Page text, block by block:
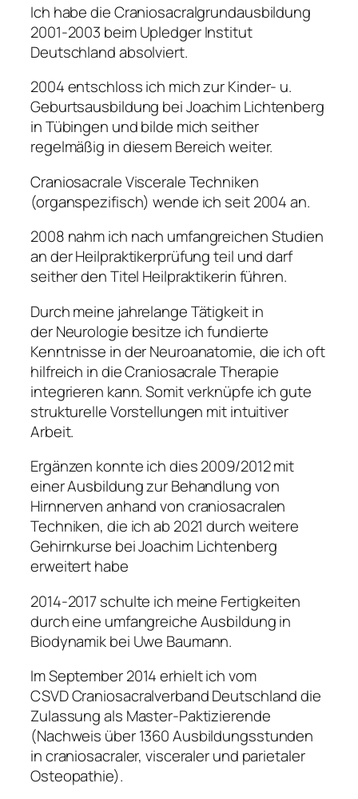
Ich habe die Craniosacralgrundausbildung
2001-2003 beim Upledger Institut
Deutschland absolviert.
2004 entschloss ich mich zur Kinder- u.
Geburtsausbildung bei Joachim Lichtenberg
in Tübingen und bilde mich seither
regelmäßig in diesem Bereich weiter.
Craniosacrale Viscerale Techniken
(organspezifisch) wende ich seit 2004 an.
2008 nahm ich nach umfangreichen Studien
an der Heilpraktikerprüfung teil und darf
seither den Titel Heilpraktikerin führen.
Durch meine jahrelange Tätigkeit in
der Neurologie besitze ich fundierte
Kenntnisse in der Neuroanatomie, die ich oft
hilfreich in die Craniosacrale Therapie
integrieren kann. Somit verknüpfe ich gute
strukturelle Vorstellungen mit intuitiver
Arbeit.
Ergänzen konnte ich dies 2009/2012 mit
einer Ausbildung zur Behandlung von
Hirnnerven anhand von craniosacralen
Techniken, die ich ab 2021 durch weitere
Gehirnkurse bei Joachim Lichtenberg
erweitert habe
2014-2017 schulte ich meine Fertigkeiten
durch eine umfangreiche Ausbildung in
Biodynamik bei Uwe Baumann.
Im September 2014 erhielt ich vom
CSVD Craniosacralverband Deutschland die
Zulassung als Master-Paktizierende
(Nachweis über 1360 Ausbildungsstunden
in craniosacraler, visceraler und parietaler
Osteopathie).